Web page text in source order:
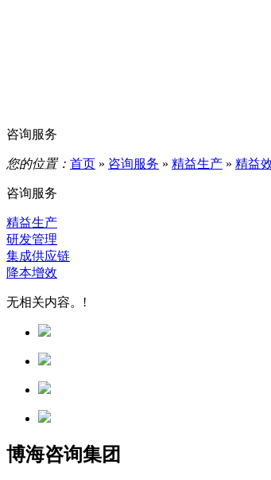
咨询服务
您的位置： 首页 » 咨询服务 » 精益生产 » 精益
咨询服务
精益生产
研发管理
集成供应链
降本增效
无相关内容。!
博海咨询集团